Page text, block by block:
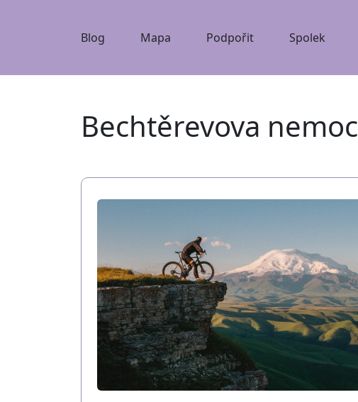
Blog Mapa Podpořit Spolek
Bechtěrevova nemoc